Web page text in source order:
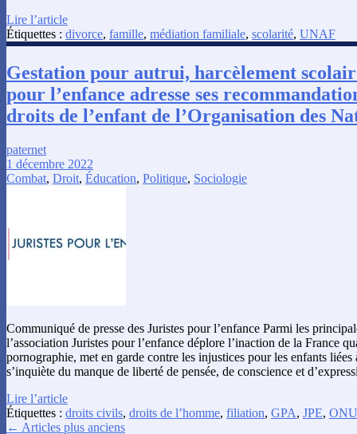
Lire l’article
Étiquettes : divorce, famille, médiation familiale, scolarité, UNAF
Gestation pour autrui, harcèlement
pour l’enfance adresse ses
droits de l’enfant de l’Organisation des
paternet
1 décembre 2022
Combat, Droit, Éducation, Politique, Sociologie
Communiqué de presse des Juristes pour l’enfance Parmi les
l’association Juristes pour l’enfance déplore l’inaction de la France
pornographie, met en garde contre les injustices pour les enfants
s’inquiète du manque de liberté de pensée, de conscience et
Lire l’article
Étiquettes : droits civils, droits de l’homme, filiation, GPA, JPE, ONU
← Articles plus anciens